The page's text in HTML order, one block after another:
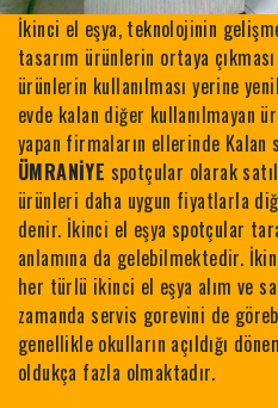
İkinci el eşya, teknolojinin
tasarım ürünlerin ortaya
ürünlerin kullanılması yerine
evde kalan diğer kullanılmayan
yapan firmaların ellerinde
ÜMRANİYE spotçular olarak
ürünleri daha uygun fiyatlarla
denir. İkinci el eşya spotçular
anlamına da gelebilmektedir.
her türlü ikinci el eşya alım ve
zamanda servis gorevini de
genellikle okulların açıldığı
oldukça fazla olmaktadır.